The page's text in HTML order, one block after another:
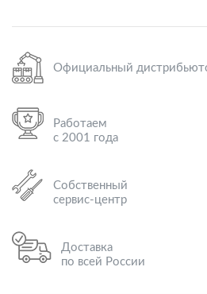
Официальный
Работаем
с 2001 года
Собственный
сервис-центр
Доставка
по всей России